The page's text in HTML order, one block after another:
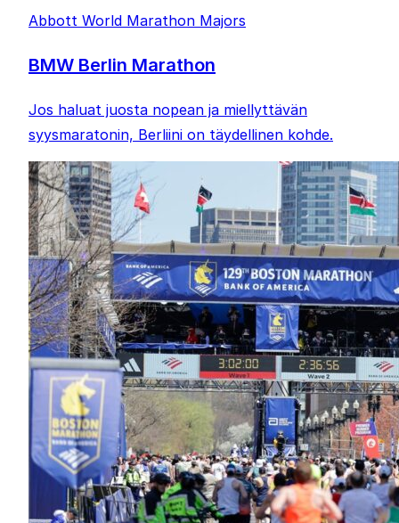
Abbott World Marathon Majors
BMW Berlin Marathon
Jos haluat juosta nopean ja miellyttävän
syysmaratonin, Berliini on täydellinen kohde.